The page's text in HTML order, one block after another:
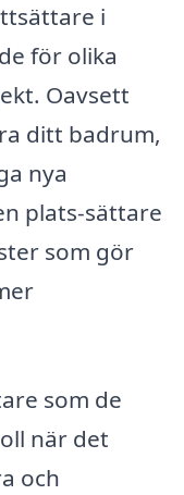
i
för olika
Oavsett
ditt badrum,
nya
plats-sättare
som gör
som de
när det
och